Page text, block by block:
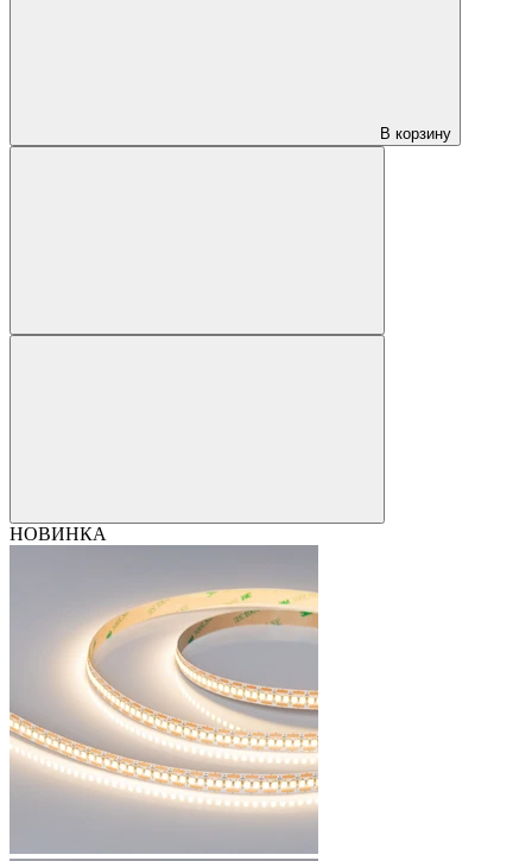
В корзину
НОВИНКА